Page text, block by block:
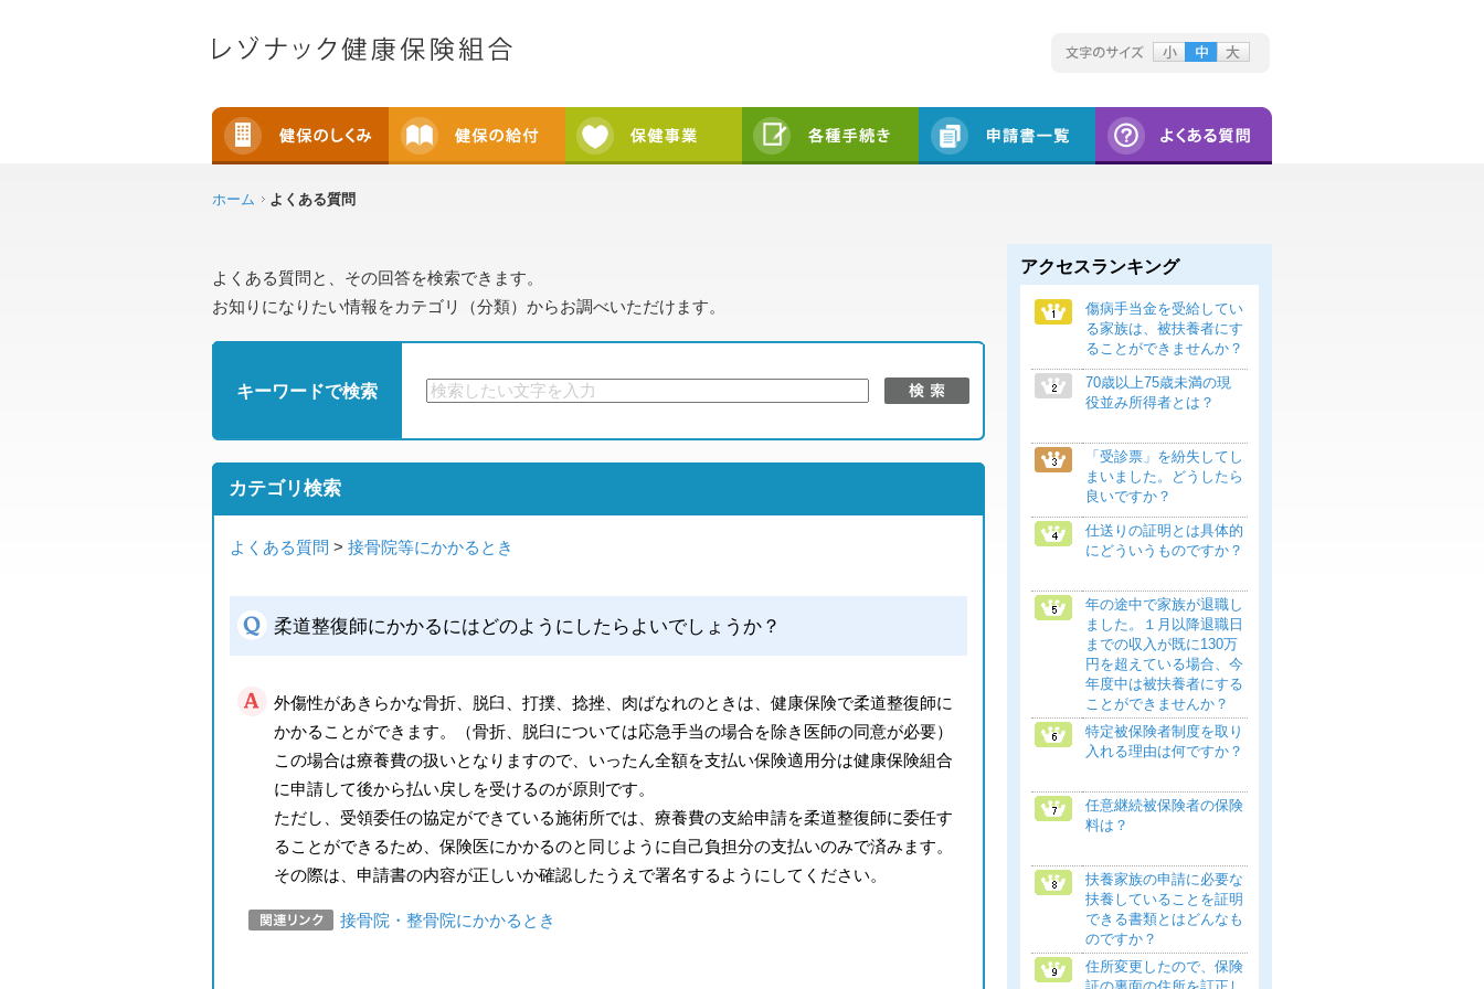
ホーム よくある質問
よくある質問と、その回答を検索できます。
お知りになりたい情報をカテゴリ（分類）からお調べいただけます。
キーワードで検索
カテゴリ検索
よくある質問 > 接骨院等にかかるとき
柔道整復師にかかるにはどのようにしたらよいでしょうか？
外傷性があきらかな骨折、脱臼、打撲、捻挫、肉ばなれのときは、健康保険で柔道整復師に
かかることができます。（骨折、脱臼については応急手当の場合を除き医師の同意が必要）
この場合は療養費の扱いとなりますので、いったん全額を支払い保険適用分は健康保険組合
に申請して後から払い戻しを受けるのが原則です。
ただし、受領委任の協定ができている施術所では、療養費の支給申請を柔道整復師に委任す
ることができるため、保険医にかかるのと同じように自己負担分の支払いのみで済みます。
その際は、申請書の内容が正しいか確認したうえで署名するようにしてください。
接骨院・整骨院にかかるとき
アクセスランキング
傷病手当金を受給してい
る家族は、被扶養者にす
ることができませんか？
70歳以上75歳未満の現
役並み所得者とは？
「受診票」を紛失してし
まいました。どうしたら
良いですか？
仕送りの証明とは具体的
にどういうものですか？
年の途中で家族が退職し
ました。１月以降退職日
までの収入が既に130万
円を超えている場合、今
年度中は被扶養者にする
ことができませんか？
特定被保険者制度を取り
入れる理由は何ですか？
任意継続被保険者の保険
料は？
扶養家族の申請に必要な
扶養していることを証明
できる書類とはどんなも
のですか？
住所変更したので、保険